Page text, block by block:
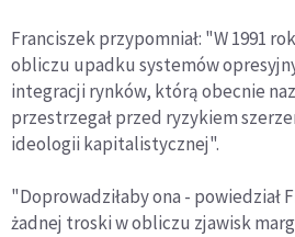
Franciszek przypomniał: "W 1991
obliczu upadku systemów
integracji rynków, którą obecnie
przestrzegał przed ryzykiem
ideologii kapitalistycznej".
"Doprowadziłaby ona - powiedział
żadnej troski w obliczu zjawisk